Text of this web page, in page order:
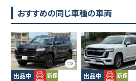
おすすめの同じ車種の車両
8
出品中 出品中